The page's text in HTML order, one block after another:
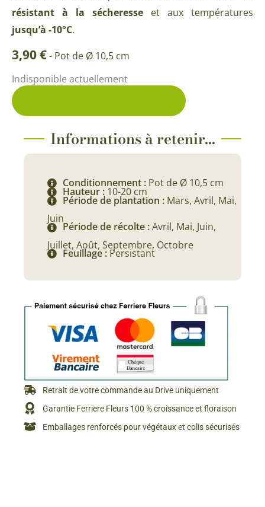
résistant à la sécheresse et aux températures
jusqu’à -10°C.
3,90€- Pot de Ø 10,5 cm
Indisponible actuellement
Informations à retenir...
Conditionnement : Pot de Ø 10,5 cm
Hauteur : 10-20 cm
Période de plantation : Mars, Avril, Mai,
Juin
Période de récolte :Avril, Mai, Juin,
Juillet, Août, Septembre, Octobre
Feuillage :Persistant
Retrait de votre commande au Drive uniquement
Garantie Ferriere Fleurs 100 % croissance et floraison
Emballages renforcés pour végétaux et colis sécurisés